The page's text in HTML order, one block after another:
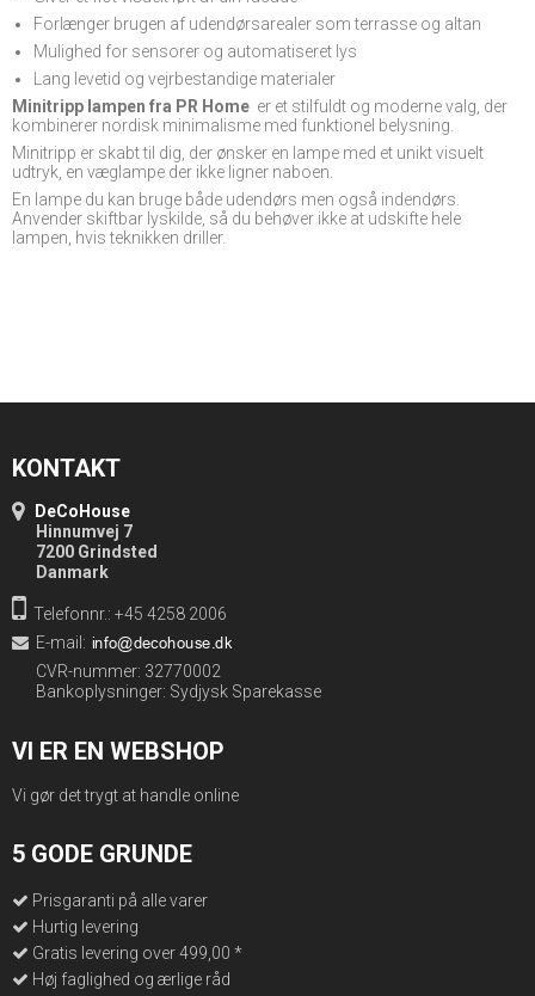
Forlænger brugen af udendørsarealer som terrasse og altan
Mulighed for sensorer og automatiseret lys
Lang levetid og vejrbestandige materialer
Minitripp lampen fra PR Home er et stilfuldt og moderne valg, der
kombinerer nordisk minimalisme med funktionel belysning.
Minitripp er skabt til dig, der ønsker en lampe med et unikt visuelt
udtryk, en væglampe der ikke ligner naboen.
En lampe du kan bruge både udendørs men også indendørs.
Anvender skiftbar lyskilde, så du behøver ikke at udskifte hele
lampen, hvis teknikken driller.
KONTAKT
DeCoHouse
Hinnumvej 7
7200 Grindsted
Danmark
Telefonnr.: +45 4258 2006
E-mail :
CVR-nummer: 32770002
Bankoplysninger: Sydjysk Sparekasse
VI ER EN WEBSHOP
Vi gør det trygt at handle online
5 GODE GRUNDE
Prisgaranti på alle varer
Hurtig levering
Gratis levering over 499,00 *
Høj faglighed og ærlige råd